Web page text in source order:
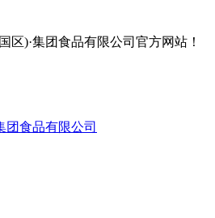
区)·集团食品有限公司官方网站！